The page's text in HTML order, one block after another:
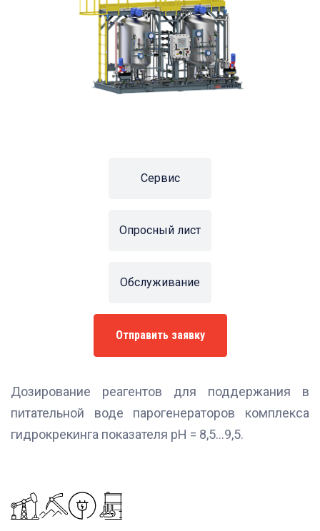
Сервис
Опросный лист
Обслуживание
Отправить заявку
Дозирование реагентов для поддержания в
питательной воде парогенераторов комплекса
гидрокрекинга показателя pH = 8,5...9,5.